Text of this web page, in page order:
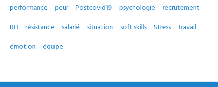
performance
peur Postcovid19 psychologie
recrutement
RH
résistance salarié situation soft skills Stress
travail
émotion
équipe